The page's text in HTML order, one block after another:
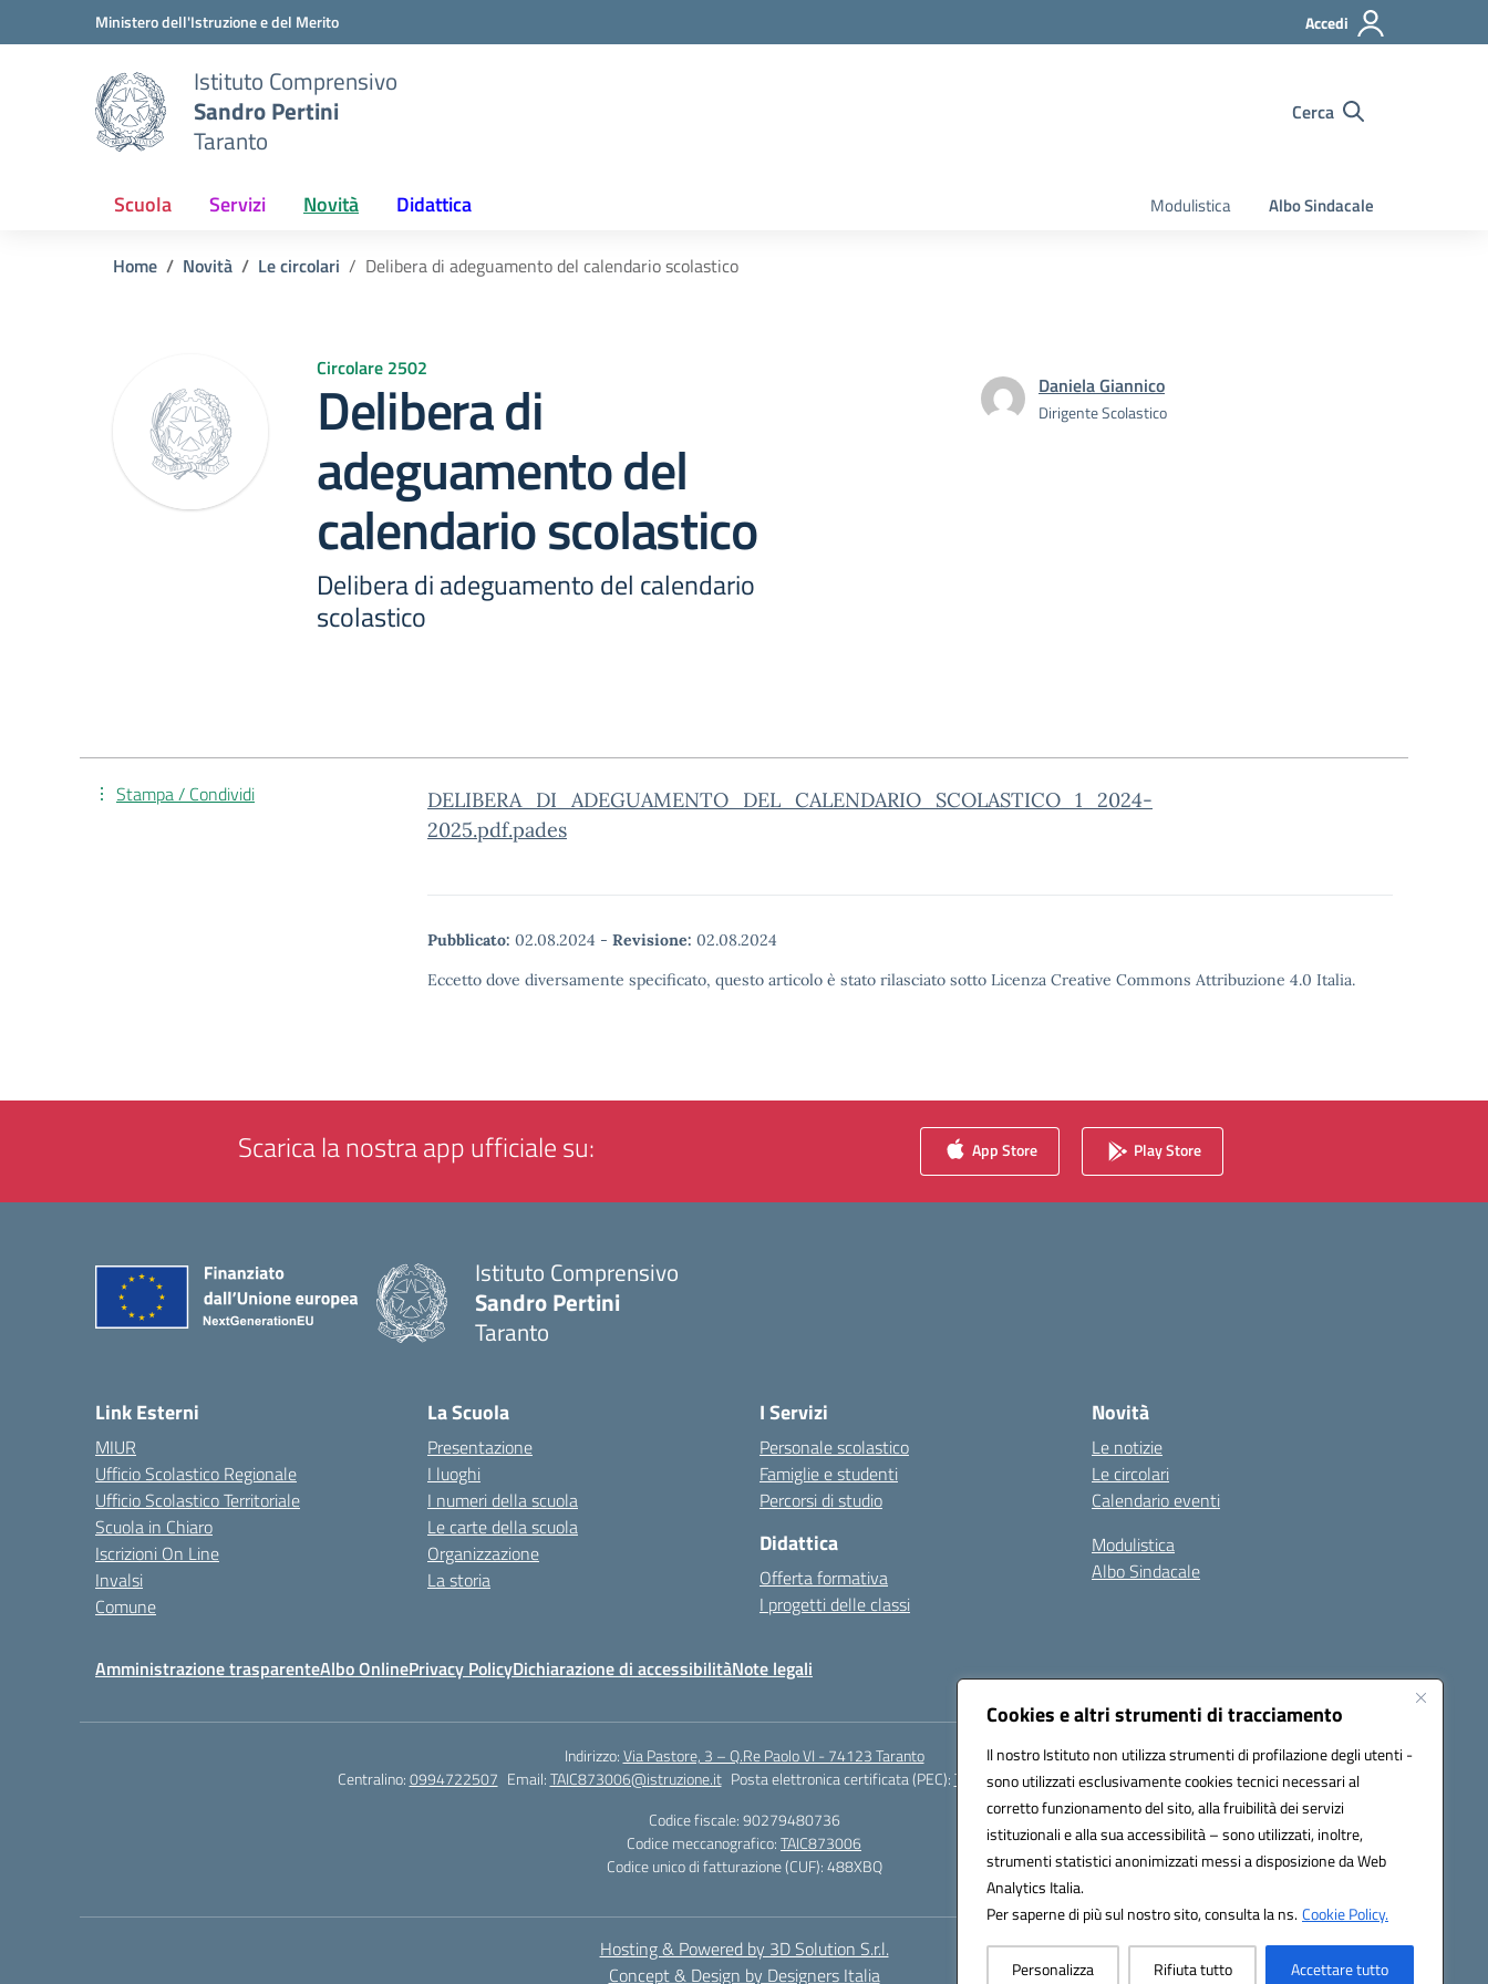
Cookies e altri strumenti di tracciamento
Il nostro Istituto non utilizza strumenti di profilazione degli utenti -
sono utilizzati esclusivamente cookies tecnici necessari al
corretto funzionamento del sito, alla fruibilità dei servizi
istituzionali e alla sua accessibilità – sono utilizzati, inoltre,
strumenti statistici anonimizzati messi a disposizione da Web
Analytics Italia.
Per saperne di più sul nostro sito, consulta la ns.Cookie Policy.
Personalizza Rifiuta tutto Accettare tutto
Vai ai contenuti
Vai al menu di navigazioneMinistero dell'Istruzione e del Merito Accedi
Istituto Comprensivo
Sandro Pertini
Taranto
Cerca
Scuola Servizi Novità Didattica Modulistica Albo Sindacale
Home Novità Le circolari Delibera di adeguamento del calendario scolastico
Circolare 2502
Delibera di
adeguamento del
calendario scolastico
Delibera di adeguamento del calendario
scolastico
Daniela Giannico
Dirigente Scolastico
DELIBERA_DI_ADEGUAMENTO_DEL_CALENDARIO_SCOLASTICO_1_2024-
2025.pdf.pades
Pubblicato: 02.08.2024 - Revisione: 02.08.2024
Eccetto dove diversamente specificato, questo articolo è stato rilasciato sotto Licenza Creative Commons Attribuzione 4.0 Italia.
Stampa / Condividi
Scarica la nostra app ufficiale su: App Store Play Store
Istituto Comprensivo
Sandro Pertini
Taranto
Link Esterni
MIUR
Ufficio Scolastico Regionale
Ufficio Scolastico Territoriale
Scuola in Chiaro
Iscrizioni On Line
Invalsi
Comune
La Scuola
Presentazione
I luoghi
I numeri della scuola
Le carte della scuola
Organizzazione
La storia
I Servizi
Personale scolastico
Famiglie e studenti
Percorsi di studio
Didattica
Offerta formativa
I progetti delle classi
Novità
Le notizie
Le circolari
Calendario eventi
Modulistica
Albo Sindacale
Amministrazione trasparenteAlbo OnlinePrivacy PolicyDichiarazione di accessibilitàNote legali
Indirizzo:Via Pastore, 3 – Q.Re Paolo VI - 74123 Taranto
Centralino:0994722507 Email:TAIC873006@istruzione.it Posta elettronica certificata (PEC):TAIC873006@pec.istruzione.it
Codice fiscale: 90279480736
Codice meccanografico:TAIC873006
Codice unico di fatturazione (CUF): 488XBQ
Hosting & Powered by 3D Solution S.r.l.
Concept & Design by Designers Italia